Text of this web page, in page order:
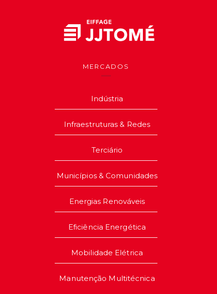
MERCADOS
Indústria
Infraestruturas & Redes
Terciário
Municípios & Comunidades
Energias Renováveis
Eficiência Energética
Mobilidade Elétrica
Manutenção Multitécnica